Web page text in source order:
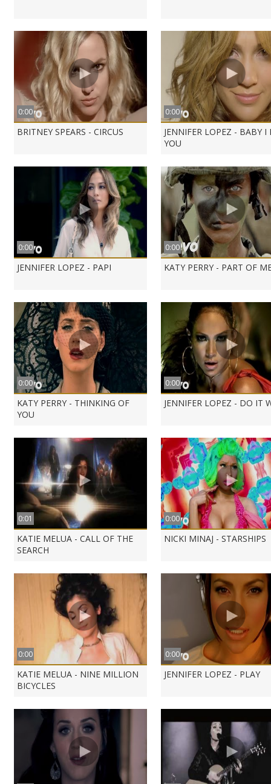
0:00
BRITNEY SPEARS - CIRCUS
0:00
JENNIFER LOPEZ - BABY I
YOU
0:00
JENNIFER LOPEZ - PAPI
0:00
KATY PERRY - PART OF
0:00
KATY PERRY - THINKING OF
YOU
0:00
JENNIFER LOPEZ - DO IT
0:01
KATIE MELUA - CALL OF THE
SEARCH
0:00
NICKI MINAJ - STARSHIPS
0:00
KATIE MELUA - NINE MILLION
BICYCLES
0:00
JENNIFER LOPEZ - PLAY